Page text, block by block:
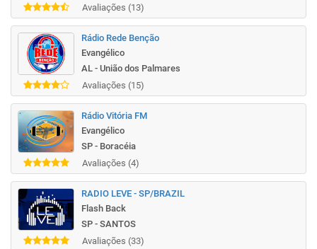
Avaliações (13)
Rádio Rede Benção
Evangélico
AL - União dos Palmares
Avaliações (15)
Rádio Vitória FM
Evangélico
SP - Boracéia
Avaliações (4)
RADIO LEVE - SP/BRAZIL
Flash Back
SP - SANTOS
Avaliações (33)